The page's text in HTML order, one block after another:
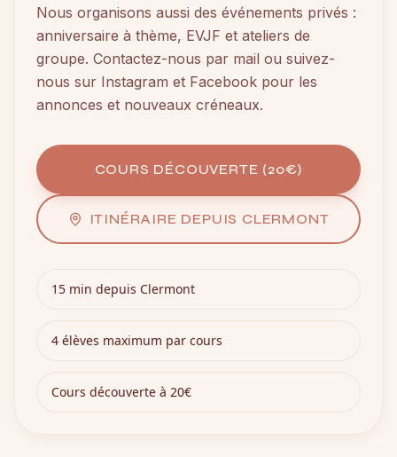
Nous organisons aussi des événements privés :
anniversaire à thème, EVJF et ateliers de
groupe. Contactez-nous par mail ou suivez-
nous sur Instagram et Facebook pour les
annonces et nouveaux créneaux.
COURS DÉCOUVERTE (20€)
ITINÉRAIRE DEPUIS CLERMONT
15 min depuis Clermont
4 élèves maximum par cours
Cours découverte à 20€